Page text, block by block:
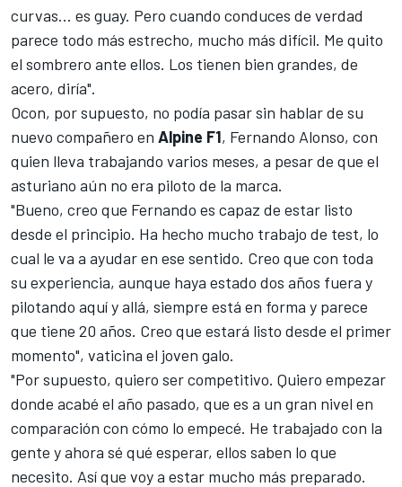
curvas... es guay. Pero cuando conduces de verdad
parece todo más estrecho, mucho más difícil. Me quito
el sombrero ante ellos. Los tienen bien grandes, de
acero, diría".
Ocon, por supuesto, no podía pasar sin hablar de su
nuevo compañero en Alpine F1, Fernando Alonso, con
quien lleva trabajando varios meses, a pesar de que el
asturiano aún no era piloto de la marca.
"Bueno, creo que Fernando es capaz de estar listo
desde el principio. Ha hecho mucho trabajo de test, lo
cual le va a ayudar en ese sentido. Creo que con toda
su experiencia, aunque haya estado dos años fuera y
pilotando aquí y allá, siempre está en forma y parece
que tiene 20 años. Creo que estará listo desde el primer
momento", vaticina el joven galo.
"Por supuesto, quiero ser competitivo. Quiero empezar
donde acabé el año pasado, que es a un gran nivel en
comparación con cómo lo empecé. He trabajado con la
gente y ahora sé qué esperar, ellos saben lo que
necesito. Así que voy a estar mucho más preparado.